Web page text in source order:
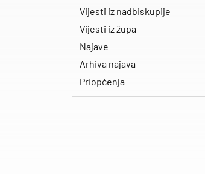
Vijesti iz nadbiskupije
Vijesti iz župa
Najave
Arhiva najava
Priopćenja